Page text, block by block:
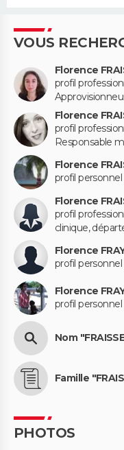
VOUS
Florence
profil
Florence
profil
Responsable
Florence
profil
Florence
profil
clinique,
Florence
profil
Florence
profil
Nom
Famille
PHOTOS